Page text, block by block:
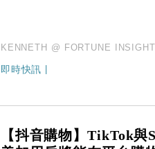
KENNETH @ FORTUNE INSIGHT
即時快訊
【抖音購物】TikTok